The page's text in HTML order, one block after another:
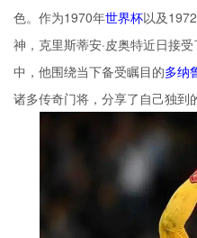
色。作为1970年世界杯以及
神，克里斯蒂安·皮奥特近日接
中，他围绕当下备受瞩目的多纳
诸多传奇门将，分享了自己独到